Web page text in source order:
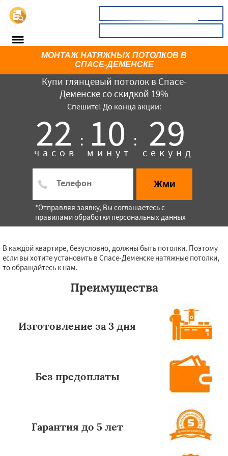
Купи глянцевый потолок в Спасе-
Деменске со скидкой 19%
Спешите! До конца акции:
22 :
часов 10 :
минут 29
секунд
Жми
*Отправляя заявку, Вы соглашаетесь с
правилами обработки персональных данных
МОНТАЖ НАТЯЖНЫХ ПОТОЛКОВ В
СПАСЕ-ДЕМЕНСКЕ
В каждой квартире, безусловно, должны быть потолки. Поэтому
если вы хотите установить в Спасе-Деменске натяжные потолки,
то обращайтесь к нам.
Преимущества
Изготовление за 3 дня
Без предоплаты
Гарантия до 5 лет
×
Даю согласие на обработку персональных данных